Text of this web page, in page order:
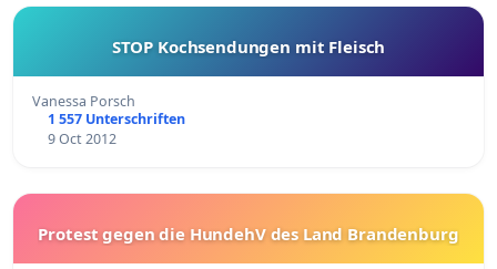
STOP Kochsendungen mit Fleisch
Vanessa Porsch
1 557 Unterschriften
9 Oct 2012
Protest gegen die HundehV des Land Brandenburg